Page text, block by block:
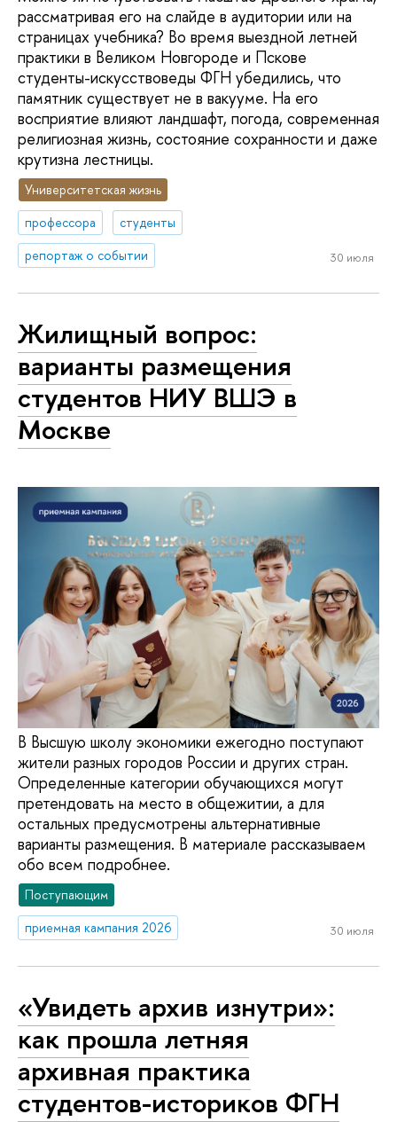
рассматривая его на слайде в аудитории или на
страницах учебника? Во время выездной летней
практики в Великом Новгороде и Пскове
студенты-искусствоведы ФГН убедились, что
памятник существует не в вакууме. На его
восприятие влияют ландшафт, погода, современная
религиозная жизнь, состояние сохранности и даже
крутизна лестницы.
Университетская жизнь
профессора
студенты
репортаж о событии
30 июля
Жилищный вопрос:
варианты размещения
студентов НИУ ВШЭ в
Москве
В Высшую школу экономики ежегодно поступают
жители разных городов России и других стран.
Определенные категории обучающихся могут
претендовать на место в общежитии, а для
остальных предусмотрены альтернативные
варианты размещения. В материале рассказываем
обо всем подробнее.
Поступающим
приемная кампания 2026
30 июля
«Увидеть архив изнутри»:
как прошла летняя
архивная практика
студентов-историков ФГН